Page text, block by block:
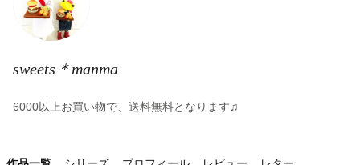
sweets＊manma
6000以上お買い物で、送料無料となります♫